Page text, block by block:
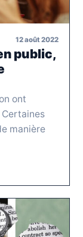
12 août 2022
public,
ont
manière